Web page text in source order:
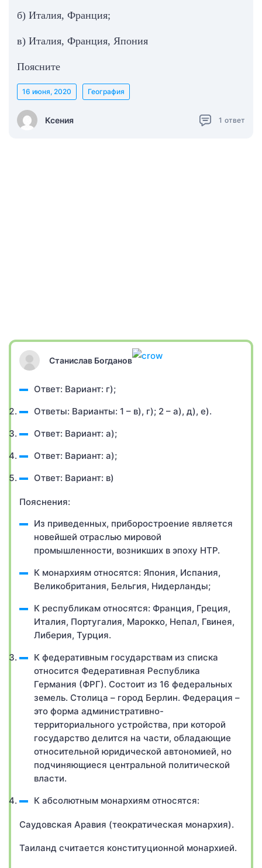
б) Италия, Франция;
в) Италия, Франция, Япония
Поясните
Ксения
16 июня, 2020 География
1 ответ
Станислав Богданов
Ответ: Вариант: г);
Ответы: Варианты: 1 – в), г); 2 – а), д), е).
Ответ: Вариант: а);
Ответ: Вариант: а);
Ответ: Вариант: в)
Пояснения:
Из приведенных, приборостроение является
новейшей отраслью мировой
промышленности, возникших в эпоху НТР.
К монархиям относятся: Япония, Испания,
Великобритания, Бельгия, Нидерланды;
К республикам относятся: Франция, Греция,
Италия, Португалия, Марокко, Непал, Гвинея,
Либерия, Турция.
К федеративным государствам из списка
относится Федеративная Республика
Германия (ФРГ). Состоит из 16 федеральных
земель. Столица – город Берлин. Федерация –
это форма административно-
территориального устройства, при которой
государство делится на части, обладающие
относительной юридической автономией, но
подчиняющиеся центральной политической
власти.
К абсолютным монархиям относятся:
Саудовская Аравия (теократическая монархия).
Таиланд считается конституционной монархией.